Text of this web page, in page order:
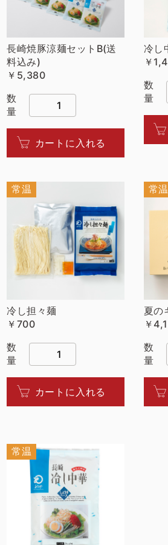
長崎焼豚涼麺セットB(送
料込み)
￥5,380
数
量
カートに入れる
冷し
￥
数
量
常温
冷し担々麺
￥700
数
量
カートに入れる
常温
夏の
￥
数
量
常温